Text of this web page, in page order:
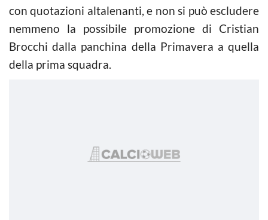
con quotazioni altalenanti, e non si può escludere
nemmeno la possibile promozione di Cristian
Brocchi dalla panchina della Primavera a quella
della prima squadra.